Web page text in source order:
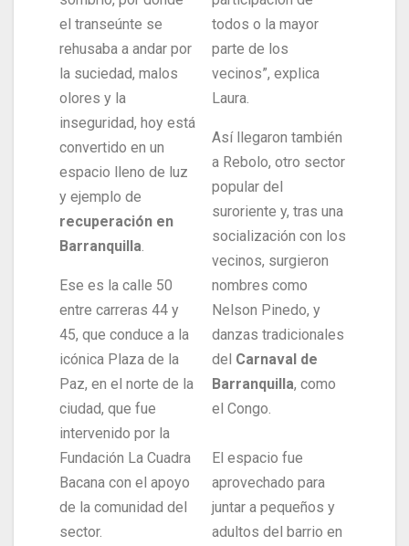
el transeúnte se
rehusaba a andar por
la suciedad, malos
olores y la
inseguridad, hoy está
convertido en un
espacio lleno de luz
y ejemplo de
recuperación en
Barranquilla.
Ese es la calle 50
entre carreras 44 y
45, que conduce a la
icónica Plaza de la
Paz, en el norte de la
ciudad, que fue
intervenido por la
Fundación La Cuadra
Bacana con el apoyo
de la comunidad del
sector.
todos o la mayor
parte de los
vecinos”, explica
Laura.
Así llegaron también
a Rebolo, otro sector
popular del
suroriente y, tras una
socialización con los
vecinos, surgieron
nombres como
Nelson Pinedo, y
danzas tradicionales
del Carnaval de
Barranquilla, como
el Congo.
El espacio fue
aprovechado para
juntar a pequeños y
adultos del barrio en